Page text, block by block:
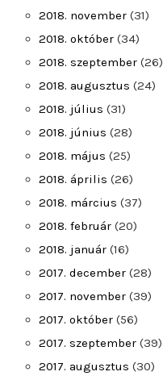
2018. november (31)
2018. október (34)
2018. szeptember (26)
2018. augusztus (24)
2018. július (31)
2018. június (28)
2018. május (25)
2018. április (26)
2018. március (37)
2018. február (20)
2018. január (16)
2017. december (28)
2017. november (39)
2017. október (56)
2017. szeptember (39)
2017. augusztus (30)